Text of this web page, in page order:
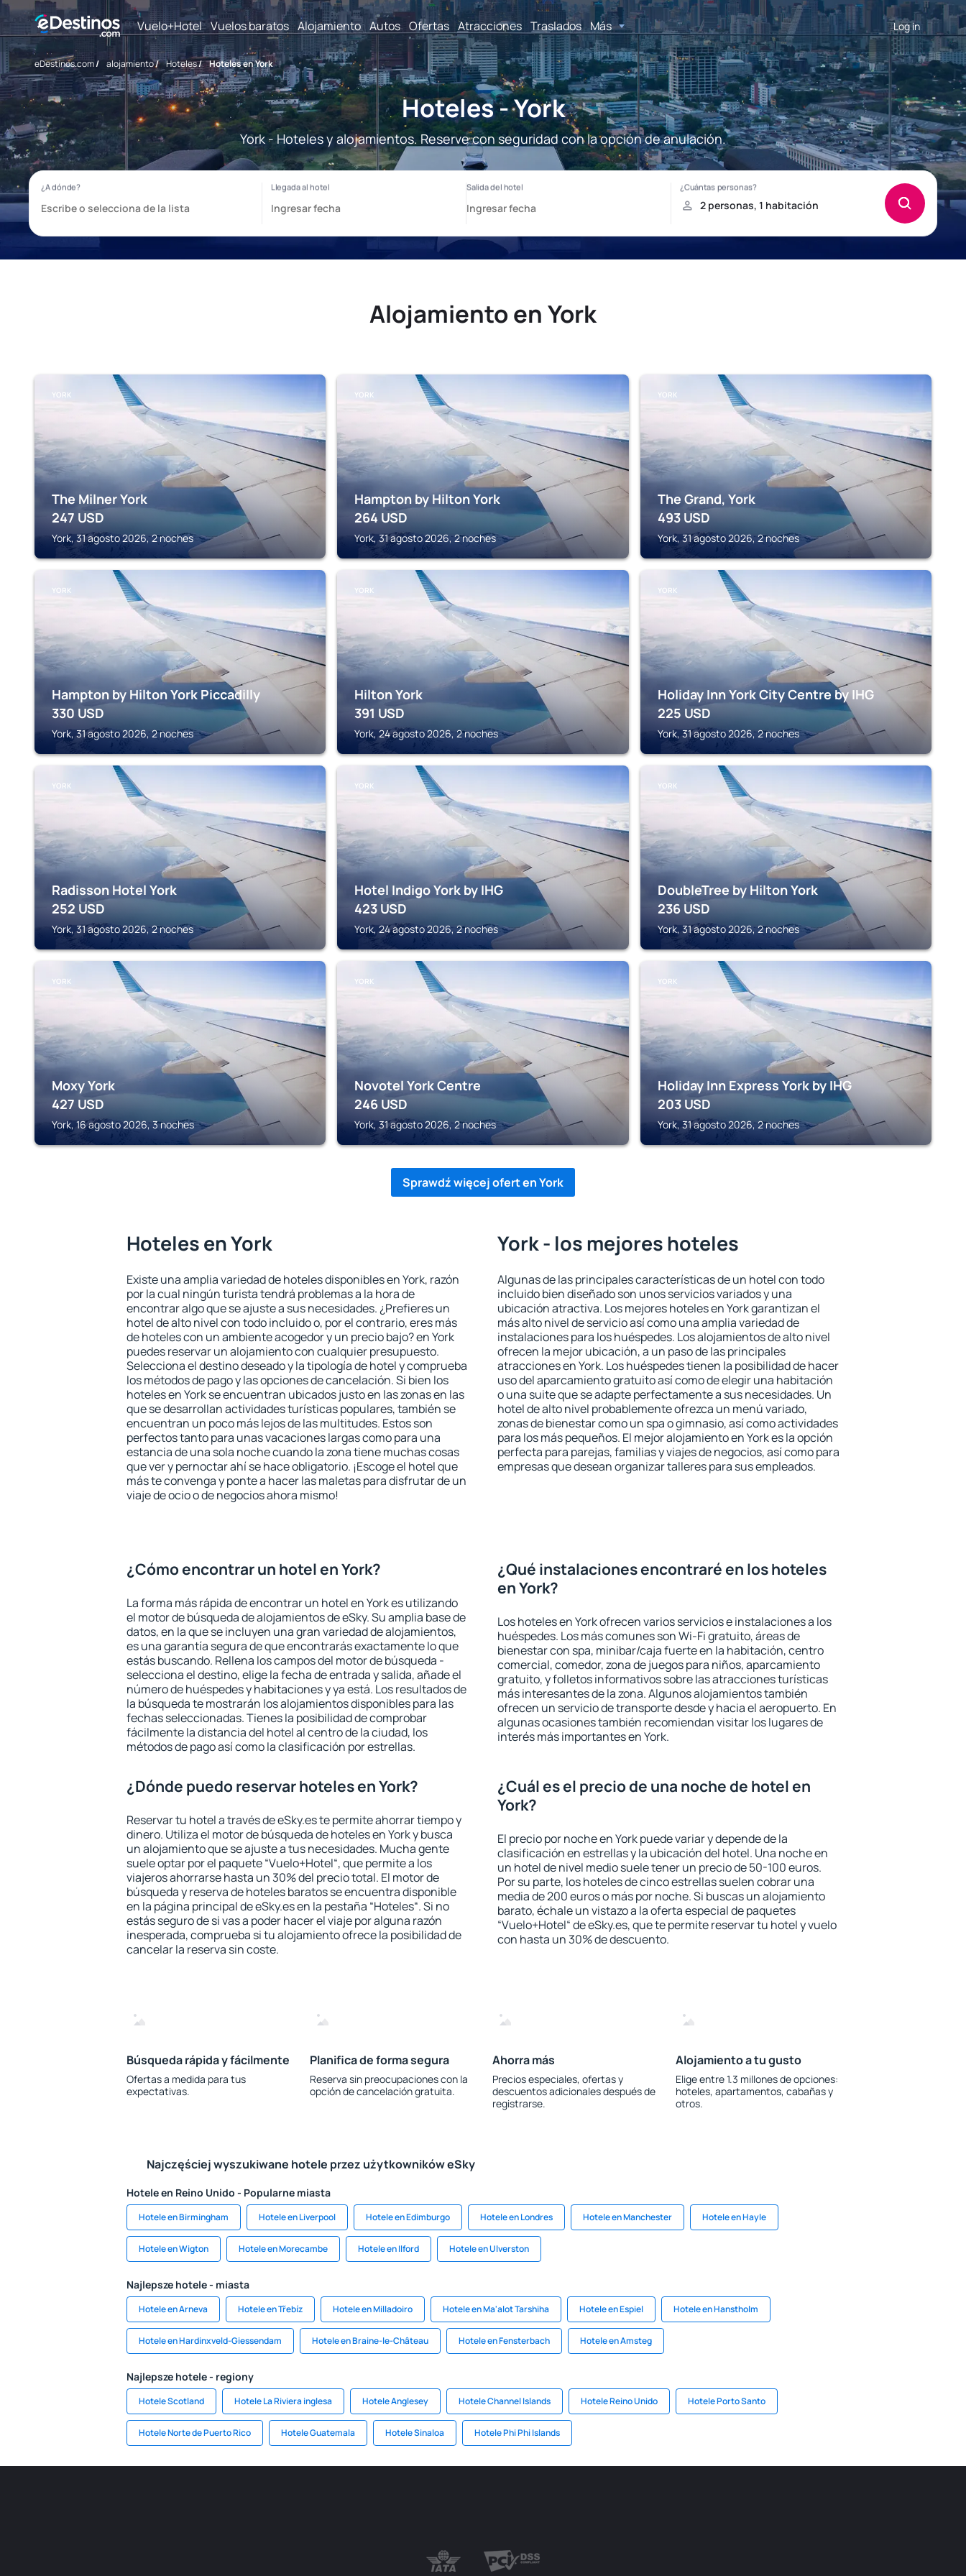
Vuelo+Hotel Vuelos baratos Alojamiento Autos Ofertas Atracciones Traslados Más Log in
eDestinos.com/ alojamiento/ Hoteles/ Hoteles en York
Hoteles - York
York - Hoteles y alojamientos. Reserve con seguridad con la opción de anulación.
Alojamiento en York
YORK
The Milner York
247 USD
York, 31 agosto 2026, 2 noches
YORK
Hampton by Hilton York
264 USD
York, 31 agosto 2026, 2 noches
YORK
The Grand, York
493 USD
York, 31 agosto 2026, 2 noches
YORK
Hampton by Hilton York Piccadilly
330 USD
York, 31 agosto 2026, 2 noches
YORK
Hilton York
391 USD
York, 24 agosto 2026, 2 noches
YORK
Holiday Inn York City Centre by IHG
225 USD
York, 31 agosto 2026, 2 noches
YORK
Radisson Hotel York
252 USD
York, 31 agosto 2026, 2 noches
YORK
Hotel Indigo York by IHG
423 USD
York, 24 agosto 2026, 2 noches
YORK
DoubleTree by Hilton York
236 USD
York, 31 agosto 2026, 2 noches
YORK
Moxy York
427 USD
York, 16 agosto 2026, 3 noches
YORK
Novotel York Centre
246 USD
York, 31 agosto 2026, 2 noches
YORK
Holiday Inn Express York by IHG
203 USD
York, 31 agosto 2026, 2 noches
Sprawdź więcej ofert en York
Hoteles en York
Existe una amplia variedad de hoteles disponibles en York, razón
por la cual ningún turista tendrá problemas a la hora de
encontrar algo que se ajuste a sus necesidades. ¿Prefieres un
hotel de alto nivel con todo incluido o, por el contrario, eres más
de hoteles con un ambiente acogedor y un precio bajo? en York
puedes reservar un alojamiento con cualquier presupuesto.
Selecciona el destino deseado y la tipología de hotel y comprueba
los métodos de pago y las opciones de cancelación. Si bien los
hoteles en York se encuentran ubicados justo en las zonas en las
que se desarrollan actividades turísticas populares, también se
encuentran un poco más lejos de las multitudes. Estos son
perfectos tanto para unas vacaciones largas como para una
estancia de una sola noche cuando la zona tiene muchas cosas
que ver y pernoctar ahí se hace obligatorio. ¡Escoge el hotel que
más te convenga y ponte a hacer las maletas para disfrutar de un
viaje de ocio o de negocios ahora mismo!
York - los mejores hoteles
Algunas de las principales características de un hotel con todo
incluido bien diseñado son unos servicios variados y una
ubicación atractiva. Los mejores hoteles en York garantizan el
más alto nivel de servicio así como una amplia variedad de
instalaciones para los huéspedes. Los alojamientos de alto nivel
ofrecen la mejor ubicación, a un paso de las principales
atracciones en York. Los huéspedes tienen la posibilidad de hacer
uso del aparcamiento gratuito así como de elegir una habitación
o una suite que se adapte perfectamente a sus necesidades. Un
hotel de alto nivel probablemente ofrezca un menú variado,
zonas de bienestar como un spa o gimnasio, así como actividades
para los más pequeños. El mejor alojamiento en York es la opción
perfecta para parejas, familias y viajes de negocios, así como para
empresas que desean organizar talleres para sus empleados.
¿Cómo encontrar un hotel en York?
La forma más rápida de encontrar un hotel en York es utilizando
el motor de búsqueda de alojamientos de eSky. Su amplia base de
datos, en la que se incluyen una gran variedad de alojamientos,
es una garantía segura de que encontrarás exactamente lo que
estás buscando. Rellena los campos del motor de búsqueda -
selecciona el destino, elige la fecha de entrada y salida, añade el
número de huéspedes y habitaciones y ya está. Los resultados de
la búsqueda te mostrarán los alojamientos disponibles para las
fechas seleccionadas. Tienes la posibilidad de comprobar
fácilmente la distancia del hotel al centro de la ciudad, los
métodos de pago así como la clasificación por estrellas.
¿Qué instalaciones encontraré en los hoteles
en York?
Los hoteles en York ofrecen varios servicios e instalaciones a los
huéspedes. Los más comunes son Wi-Fi gratuito, áreas de
bienestar con spa, minibar/caja fuerte en la habitación, centro
comercial, comedor, zona de juegos para niños, aparcamiento
gratuito, y folletos informativos sobre las atracciones turísticas
más interesantes de la zona. Algunos alojamientos también
ofrecen un servicio de transporte desde y hacia el aeropuerto. En
algunas ocasiones también recomiendan visitar los lugares de
interés más importantes en York.
¿Dónde puedo reservar hoteles en York?
Reservar tu hotel a través de eSky.es te permite ahorrar tiempo y
dinero. Utiliza el motor de búsqueda de hoteles en York y busca
un alojamiento que se ajuste a tus necesidades. Mucha gente
suele optar por el paquete “Vuelo+Hotel“, que permite a los
viajeros ahorrarse hasta un 30% del precio total. El motor de
búsqueda y reserva de hoteles baratos se encuentra disponible
en la página principal de eSky.es en la pestaña “Hoteles“. Si no
estás seguro de si vas a poder hacer el viaje por alguna razón
inesperada, comprueba si tu alojamiento ofrece la posibilidad de
cancelar la reserva sin coste.
¿Cuál es el precio de una noche de hotel en
York?
El precio por noche en York puede variar y depende de la
clasificación en estrellas y la ubicación del hotel. Una noche en
un hotel de nivel medio suele tener un precio de 50-100 euros.
Por su parte, los hoteles de cinco estrellas suelen cobrar una
media de 200 euros o más por noche. Si buscas un alojamiento
barato, échale un vistazo a la oferta especial de paquetes
“Vuelo+Hotel“ de eSky.es, que te permite reservar tu hotel y vuelo
con hasta un 30% de descuento.
Búsqueda rápida y fácilmente
Ofertas a medida para tus
expectativas.
Planifica de forma segura
Reserva sin preocupaciones con la
opción de cancelación gratuita.
Ahorra más
Precios especiales, ofertas y
descuentos adicionales después de
registrarse.
Alojamiento a tu gusto
Elige entre 1.3 millones de opciones:
hoteles, apartamentos, cabañas y
otros.
Najczęściej wyszukiwane hotele przez użytkowników eSky
Hotele en Reino Unido - Popularne miasta
Hotele en Birmingham Hotele en Liverpool Hotele en Edimburgo Hotele en Londres Hotele en Manchester Hotele en Hayle
Hotele en Wigton Hotele en Morecambe Hotele en Ilford Hotele en Ulverston
Najlepsze hotele - miasta
Hotele en Arneva Hotele en Třebíz Hotele en Milladoiro Hotele en Ma'alot Tarshiha Hotele en Espiel Hotele en Hanstholm
Hotele en Hardinxveld-Giessendam Hotele en Braine-le-Château Hotele en Fensterbach Hotele en Amsteg
Najlepsze hotele - regiony
Hotele Scotland Hotele La Riviera inglesa Hotele Anglesey Hotele Channel Islands Hotele Reino Unido Hotele Porto Santo
Hotele Norte de Puerto Rico Hotele Guatemala Hotele Sinaloa Hotele Phi Phi Islands